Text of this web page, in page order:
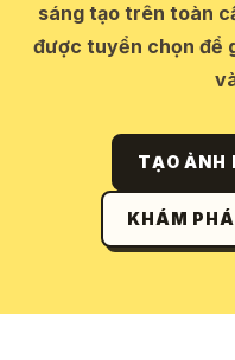
sáng tạo trên toàn
được tuyển chọn để
TẠO ẢNH
KHÁM